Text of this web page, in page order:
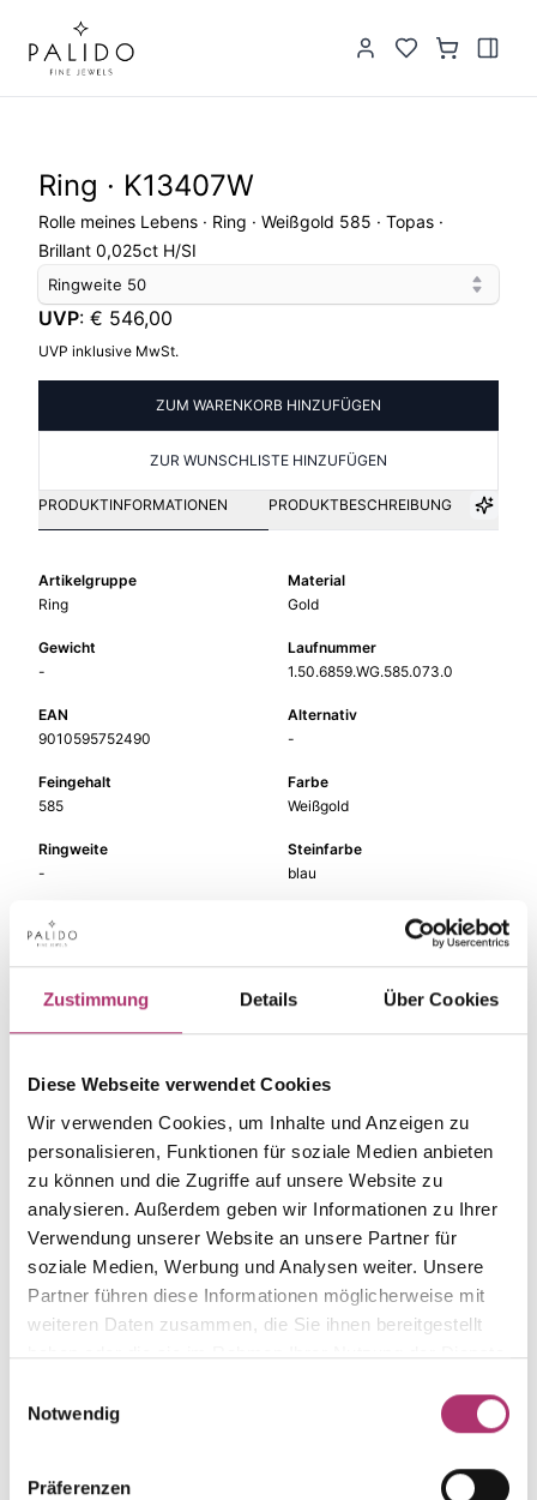
Zustimmung Details Über Cookies
Diese Webseite verwendet Cookies
Wir verwenden Cookies, um Inhalte und Anzeigen zu
personalisieren, Funktionen für soziale Medien anbieten
zu können und die Zugriffe auf unsere Website zu
analysieren. Außerdem geben wir Informationen zu Ihrer
Verwendung unserer Website an unsere Partner für
soziale Medien, Werbung und Analysen weiter. Unsere
Partner führen diese Informationen möglicherweise mit
weiteren Daten zusammen, die Sie ihnen bereitgestellt
haben oder die sie im Rahmen Ihrer Nutzung der Dienste
Notwendig
Präferenzen
Ring · K13407W
Rolle meines Lebens · Ring · Weißgold 585 · Topas ·
Brillant 0,025ct H/SI
Ringweite 50
UVP: € 546,00
UVP inklusive MwSt.
ZUM WARENKORB HINZUFÜGEN
ZUR WUNSCHLISTE HINZUFÜGEN
PRODUKTINFORMATIONEN PRODUKTBESCHREIBUNG
Artikelgruppe
Ring
Material
Gold
Gewicht
-
Laufnummer
1.50.6859.WG.585.073.0
EAN
9010595752490
Alternativ
-
Feingehalt
585
Farbe
Weißgold
Ringweite
-
Steinfarbe
blau
Steinart
Farbstein
Die passenden Stücke
aus der Kollektion.
Anhänger · K11591G
Grundkollektion · Anhänger · Gelbgold 585 · +br
0,02ct H/P · Topas beh.
Grundkollektion · Ohrstecker · Gelbgold 585 · +br